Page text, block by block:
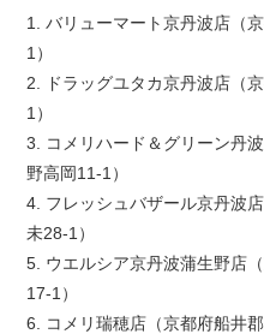
1. バリューマート京丹波店（
1）
2. ドラッグユタカ京丹波店（
1）
3. コメリハード＆グリーン丹
野高岡11-1）
4. フレッシュバザール京丹波
未28-1）
5. ウエルシア京丹波蒲生野店
17-1）
6. コメリ瑞穂店（京都府船井